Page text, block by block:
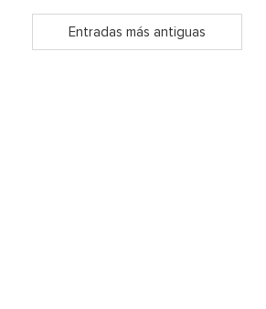
Entradas más antiguas